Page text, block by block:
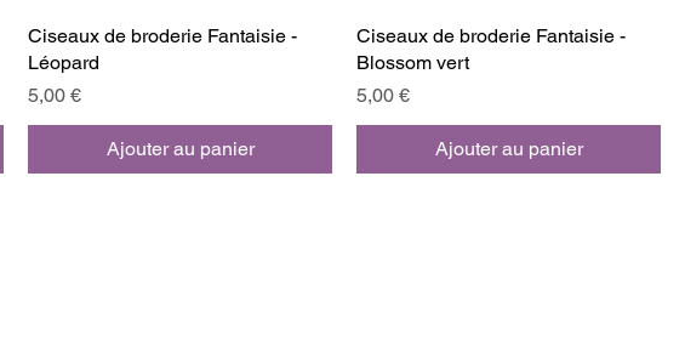
Ciseaux de broderie Fantaisie -
Léopard
Prix
5,00 €
Ajouter au panier
Ciseaux de broderie Fantaisie -
Blossom vert
Prix
5,00 €
Ajouter au panier